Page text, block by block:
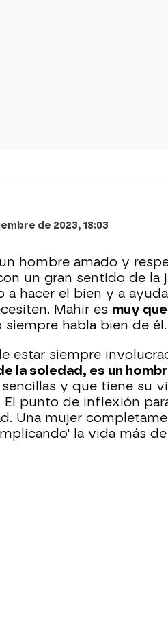
de 2023, 18:03
hombre amado y
un gran sentido de la
a hacer el bien y a
Mahir es muy
siempre habla bien de él.
estar siempre
la soledad, es un
sencillas y que tiene su
El punto de inflexión
Una mujer
la vida más